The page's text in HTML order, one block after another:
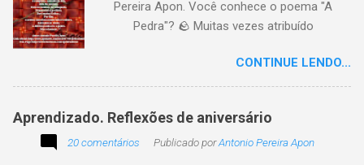
itinerante pensador, sob o céu, sobre o
caminho, toca a vida a caminhar. Vem de
não tarda, não demora,
Pereira Apon. Você conhece o poema "A
Pedra"? 🪨 Muitas vezes atribuído
é, na verdade, de autoria de Antonio Pereira
Apon, publicado pela primeira vez em 1999 no
utilidade de um objeto depende da perspectiva
de quem o usa. Se você encontrar este texto
CONTINUE LENDO...
Aprendizado. Reflexões de aniversário
20 comentários Publicado porAntonio Pereira Apon